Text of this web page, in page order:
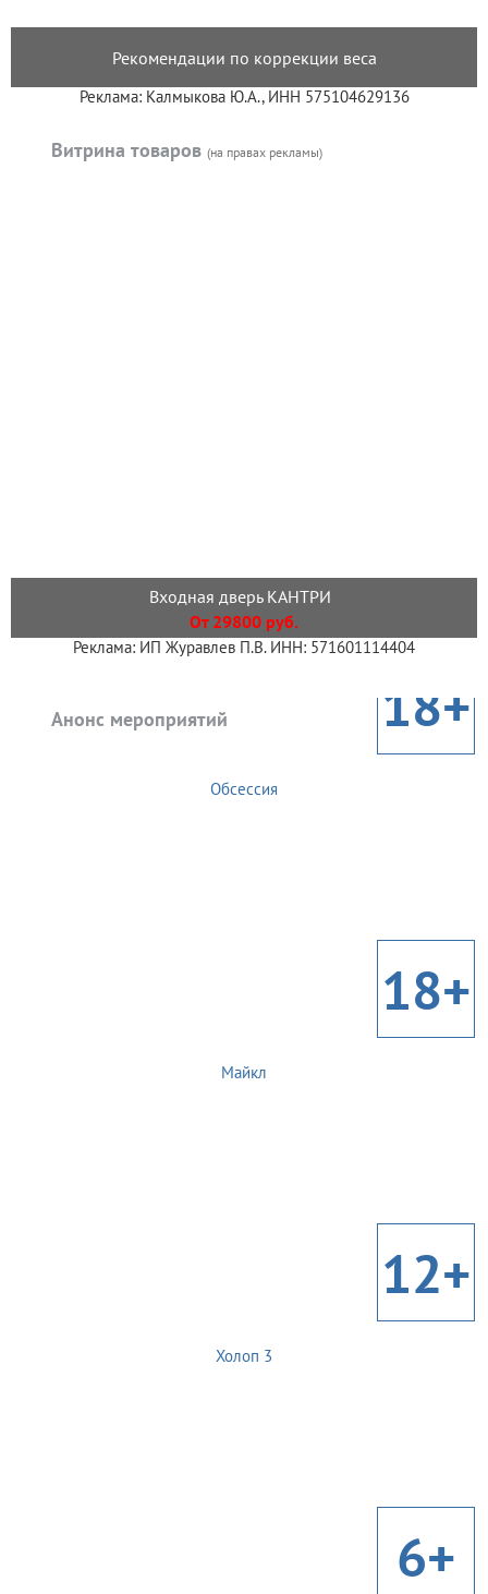
Рекомендации по коррекции веса
Реклама: Калмыкова Ю.А., ИНН 575104629136
Витрина товаров (на правах рекламы)
Входная дверь КАНТРИ
От 29800 руб.
Реклама: ИП Журавлев П.В. ИНН: 571601114404
Анонс мероприятий 18+
Обсессия
18+
Майкл
12+
Холоп 3
6+